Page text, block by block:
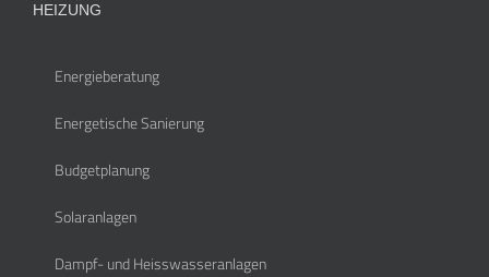
HEIZUNG
Energieberatung
Energetische Sanierung
Budgetplanung
Solaranlagen
Dampf- und Heisswasseranlagen